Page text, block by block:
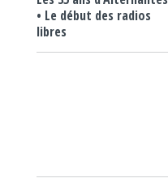
• Le début des radios
libres